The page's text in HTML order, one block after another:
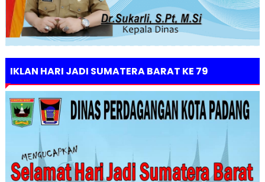
IKLAN HARI JADI SUMATERA BARAT KE 79